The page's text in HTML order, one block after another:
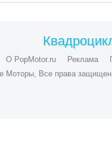
О PopMotor.ru Реклама
Моторы, Все права